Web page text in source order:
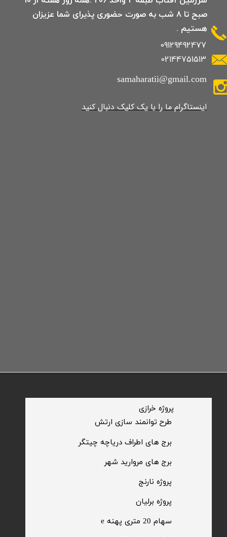
​طرح توانمند سازی ارتش
سهام 20 متری پهنه e​​​​​​​
​پروژه خرازی
پروژه برلیان
​پروژه نارنج
​برج های اطراف دریاچه چیتگر
​برج های مروارید شهر
09129492477
02144751513
صبح تا 8 شب به صورت حضوری پذیرای شما عزیزان
هستیم .
samaharatii@gmail.com
​​​​​​​​​اینستاگرام ما را با یک کلیک دنبال کنید